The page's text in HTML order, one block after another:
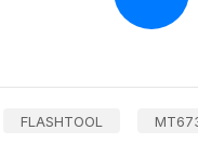
FLASHTOOL